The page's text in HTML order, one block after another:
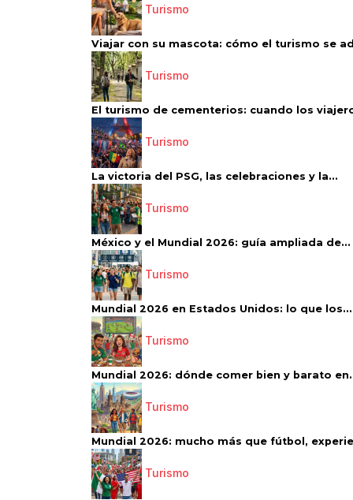
Turismo
Viajar con su mascota: cómo el turismo se
Turismo
El turismo de cementerios: cuando los
Turismo
La victoria del PSG, las celebraciones y la...
Turismo
México y el Mundial 2026: guía ampliada de...
Turismo
Mundial 2026 en Estados Unidos: lo que los...
Turismo
Mundial 2026: dónde comer bien y barato
Turismo
Mundial 2026: mucho más que fútbol,
Turismo